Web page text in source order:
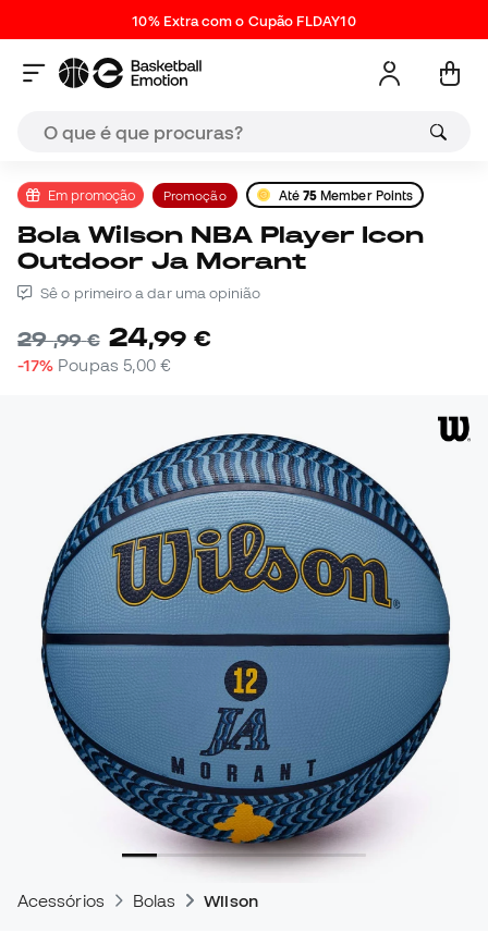
10% Extra com o Cupão FLDAY10
Em promoção Promoção Até 75 Member Points
Bola Wilson NBA Player Icon
Outdoor Ja Morant
Sê o primeiro a dar uma opinião
29,99 € 24,99 €
-17% Poupas 5,00 €
Acessórios Bolas Wilson